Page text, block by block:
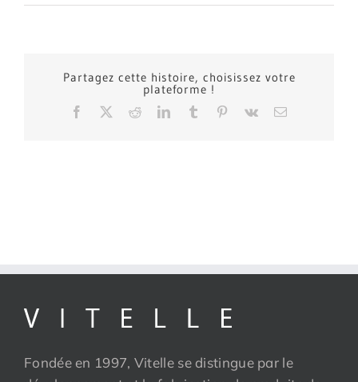
Partagez cette histoire, choisissez votre
plateforme !
Facebook RedditLinkedInTumblr PinterestVk Email
Fondée en 1997, Vitelle se distingue par le